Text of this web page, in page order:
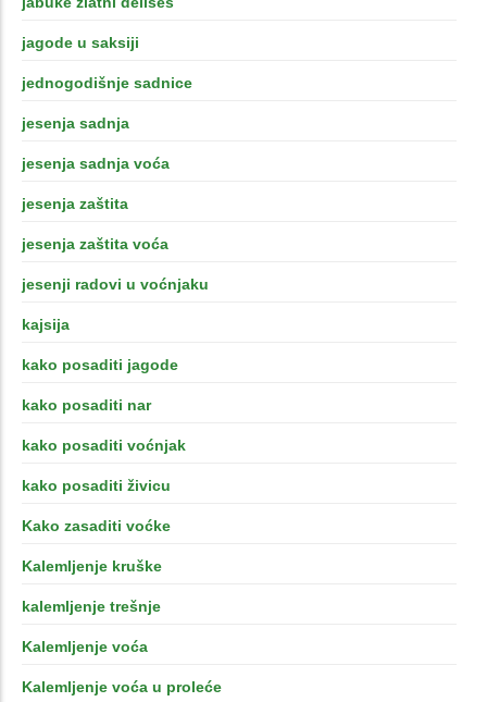
jagode u saksiji
jednogodišnje sadnice
jesenja sadnja
jesenja sadnja voća
jesenja zaštita
jesenja zaštita voća
jesenji radovi u voćnjaku
kajsija
kako posaditi jagode
kako posaditi nar
kako posaditi voćnjak
kako posaditi živicu
Kako zasaditi voćke
Kalemljenje kruške
kalemljenje trešnje
Kalemljenje voća
Kalemljenje voća u proleće